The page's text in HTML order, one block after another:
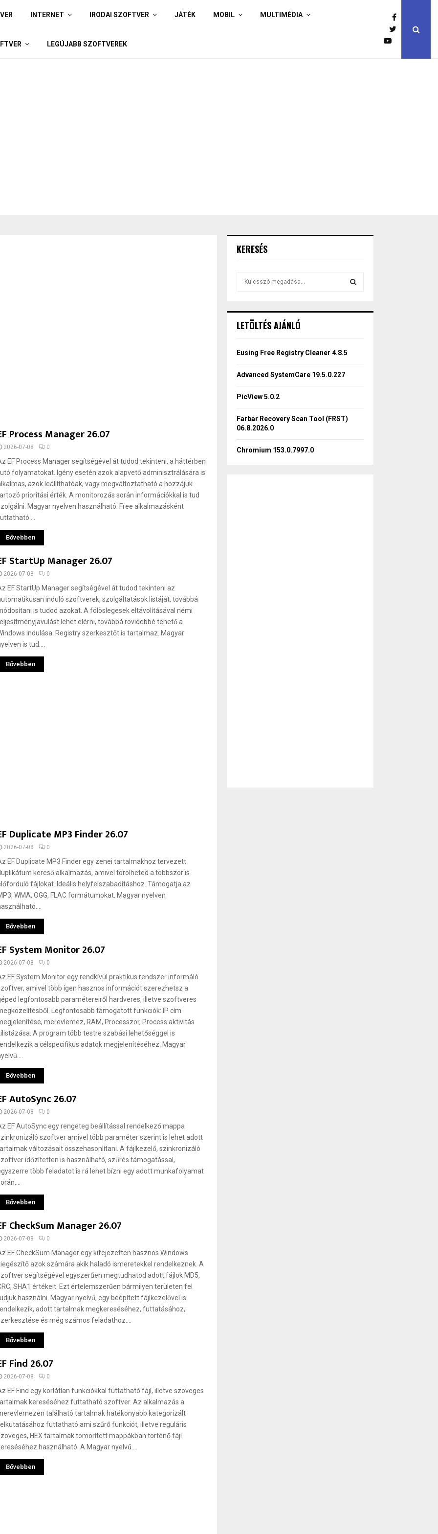
INTERNET IRODAI SZOFTVER JÁTÉK MOBIL MULTIMÉDIA
LEGÚJABB SZOFTVEREK
Process Manager 26.07
2026-07-08 0
EF Process Manager segítségével át tudod tekinteni, a háttérben
folyamatokat. Igény esetén azok alapvető adminisztrálására is
azok leállíthatóak, vagy megváltoztatható a hozzájuk
prioritási érték. A monitorozás során információkkal is tud
Magyar nyelven használható. Free alkalmazásként
Bővebben
StartUp Manager 26.07
2026-07-08 0
EF StartUp Manager segítségével át tudod tekinteni az
induló szoftverek, szolgáltatások listáját, továbbá
is tudod azokat. A fölöslegesek eltávolításával némi
lehet elérni, továbbá rövidebbé tehető a
indulása. Registry szerkesztőt is tartalmaz. Magyar
is tud....
Bővebben
Duplicate MP3 Finder 26.07
2026-07-08 0
EF Duplicate MP3 Finder egy zenei tartalmakhoz tervezett
kereső alkalmazás, amivel törölheted a többször is
fájlokat. Ideális helyfelszabadításhoz. Támogatja az
WMA, OGG, FLAC formátumokat. Magyar nyelven
Bővebben
System Monitor 26.07
2026-07-08 0
EF System Monitor egy rendkívül praktikus rendszer informáló
amivel több igen hasznos információt szerezhetsz a
legfontosabb paramétereiről hardveres, illetve szoftveres
Legfontosabb támogatott funkciók: IP cím
merevlemez, RAM, Processzor, Process aktivitás
A program több testre szabási lehetőséggel is
a célspecifikus adatok megjelenítéséhez. Magyar
Bővebben
AutoSync 26.07
2026-07-08 0
EF AutoSync egy rengeteg beállítással rendelkező mappa
szoftver amivel több paraméter szerint is lehet adott
változásait összehasonlítani. A fájlkezelő, szinkronizáló
időzítetten is használható, szűrés támogatással,
több feladatot is rá lehet bízni egy adott munkafolyamat
Bővebben
CheckSum Manager 26.07
2026-07-08 0
EF CheckSum Manager egy kifejezetten hasznos Windows
azok számára akik haladó ismeretekkel rendelkeznek. A
segítségével egyszerűen megtudhatod adott fájlok MD5,
SHA1 értékeit. Ezt értelemszerűen bármilyen területen fel
használni. Magyar nyelvű, egy beépített fájlkezelővel is
adott tartalmak megkereséséhez, futtatásához,
és még számos feladathoz....
Bővebben
Find 26.07
2026-07-08 0
EF Find egy korlátlan funkciókkal futtatható fájl, illetve szöveges
kereséséhez futtatható szoftver. Az alkalmazás a
található tartalmak hatékonyabb kategorizált
futtatható ami szűrő funkciót, illetve reguláris
HEX tartalmak tömörített mappákban történő fájl
használható. A Magyar nyelvű....
Bővebben
KERESÉS
h
o
LETÖLTÉS AJÁNLÓ
Eusing Free Registry Cleaner 4.8.5
Advanced SystemCare 19.5.0.227
PicView 5.0.2
Farbar Recovery Scan Tool (FRST)
06.8.2026.0
Chromium 153.0.7997.0